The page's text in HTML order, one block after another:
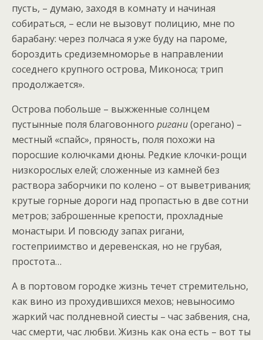
пусть, – думаю, заходя в комнату и начиная
собираться, – если не вызовут полицию, мне по
барабану: через полчаса я уже буду на пароме,
бороздить средиземноморье в направлении
соседнего крупного острова, Миконоса; трип
продолжается».
Острова побольше – выжженные солнцем
пустынные поля благовонного ригани(орегано) –
местный «спайс», пряность, поля похожи на
поросшие колючками дюны. Редкие клочки-рощи
низкорослых елей; сложенные из камней без
раствора заборчики по колено – от выветривания;
крутые горные дороги над пропастью в две сотни
метров; заброшенные крепости, прохладные
монастыри. И повсюду запах ригани,
гостеприимство и деревенская, но не грубая,
простота…
А в портовом городке жизнь течет стремительно,
как вино из прохудившихся мехов; невыносимо
жаркий час полдневной сиесты – час забвения, сна,
час смерти, час любви. Жизнь как она есть – вот ты